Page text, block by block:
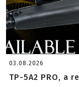
03.08.2026
TP-5A2 PRO, a